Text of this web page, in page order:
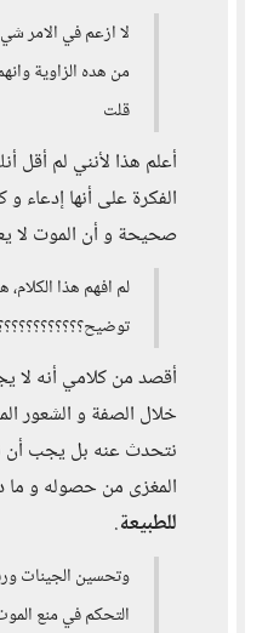
لا ازعم في الامر
من هده الزاوية
قلت
أعلم هذا لأنني لم أقل
الفكرة على أنها إدعاء و
صحيحة و أن الموت لا
لم افهم هذا
أقصد من كلامي أنه
خلال الصفة و الشعور
نتحدث عنه بل يجب أن
المغزى من حصوله و ما
للطبيعة.
وتحسين الجينات
التحكم في منع